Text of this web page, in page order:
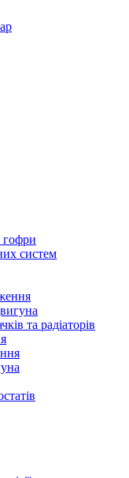
гофри
систем
та радіаторів